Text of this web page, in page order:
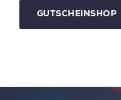
GUTSCHEINSHOP